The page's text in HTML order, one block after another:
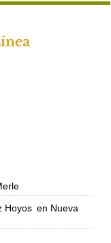
Hoyos en Nueva